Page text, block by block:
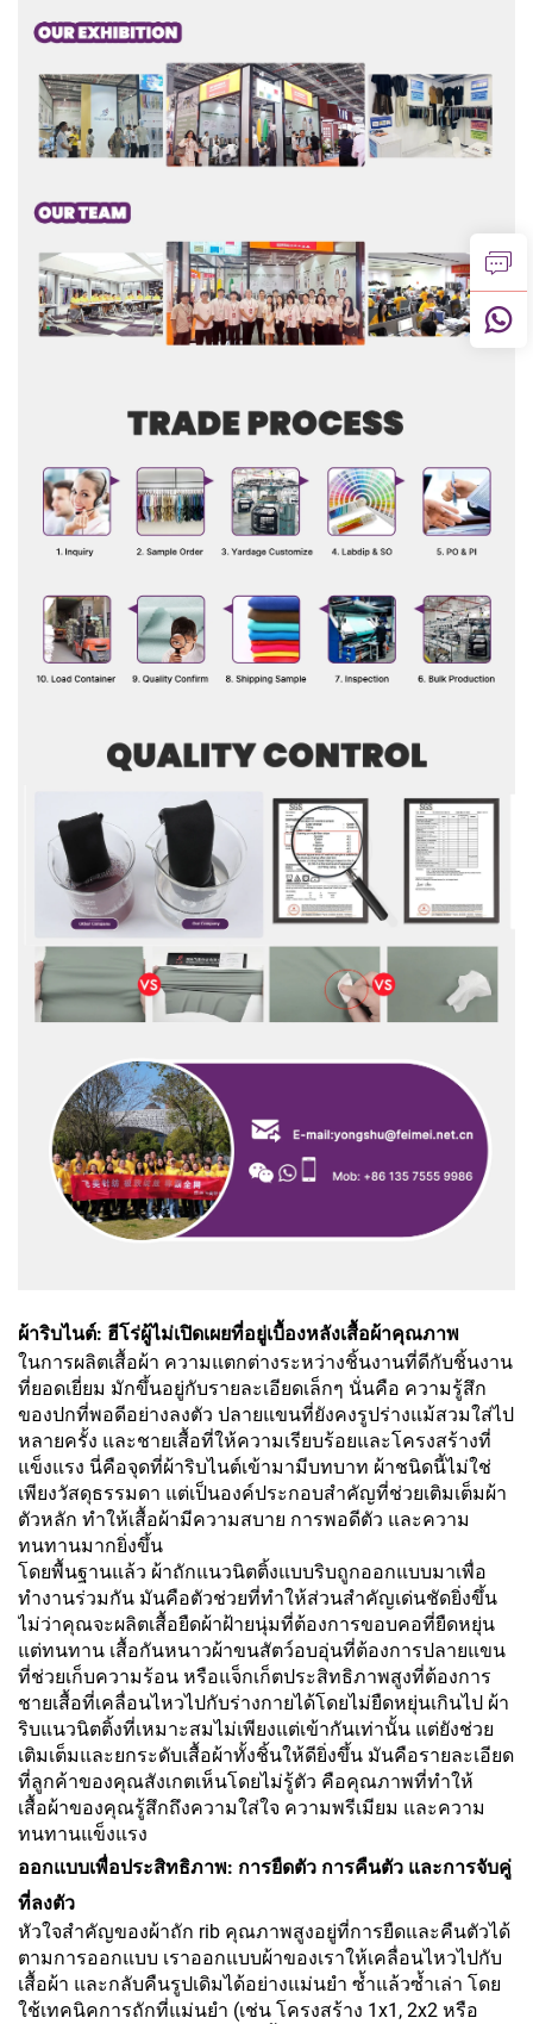
ผ้าริบไนต์: ฮีโร่ผู้ไม่เปิดเผยที่อยู่เบื้องหลังเสื้อผ้าคุณภาพ
ในการผลิตเสื้อผ้า ความแตกต่างระหว่างชิ้นงานที่ดีกับชิ้นงาน
ที่ยอดเยี่ยม มักขึ้นอยู่กับรายละเอียดเล็กๆ นั่นคือ ความรู้สึก
ของปกที่พอดีอย่างลงตัว ปลายแขนที่ยังคงรูปร่างแม้สวมใส่ไป
หลายครั้ง และชายเสื้อที่ให้ความเรียบร้อยและโครงสร้างที่
แข็งแรง นี่คือจุดที่ผ้าริบไนต์เข้ามามีบทบาท ผ้าชนิดนี้ไม่ใช่
เพียงวัสดุธรรมดา แต่เป็นองค์ประกอบสำคัญที่ช่วยเติมเต็มผ้า
ตัวหลัก ทำให้เสื้อผ้ามีความสบาย การพอดีตัว และความ
ทนทานมากยิ่งขึ้น
โดยพื้นฐานแล้ว ผ้าถักแนวนิตติ้งแบบริบถูกออกแบบมาเพื่อ
ทำงานร่วมกัน มันคือตัวช่วยที่ทำให้ส่วนสำคัญเด่นชัดยิ่งขึ้น
ไม่ว่าคุณจะผลิตเสื้อยืดผ้าฝ้ายนุ่มที่ต้องการขอบคอที่ยืดหยุ่น
แต่ทนทาน เสื้อกันหนาวผ้าขนสัตว์อบอุ่นที่ต้องการปลายแขน
ที่ช่วยเก็บความร้อน หรือแจ็กเก็ตประสิทธิภาพสูงที่ต้องการ
ชายเสื้อที่เคลื่อนไหวไปกับร่างกายได้โดยไม่ยืดหยุ่นเกินไป ผ้า
ริบแนวนิตติ้งที่เหมาะสมไม่เพียงแต่เข้ากันเท่านั้น แต่ยังช่วย
เติมเต็มและยกระดับเสื้อผ้าทั้งชิ้นให้ดียิ่งขึ้น มันคือรายละเอียด
ที่ลูกค้าของคุณสังเกตเห็นโดยไม่รู้ตัว คือคุณภาพที่ทำให้
เสื้อผ้าของคุณรู้สึกถึงความใส่ใจ ความพรีเมียม และความ
ทนทานแข็งแรง
ออกแบบเพื่อประสิทธิภาพ: การยืดตัว การคืนตัว และการจับคู่
ที่ลงตัว
หัวใจสำคัญของผ้าถัก rib คุณภาพสูงอยู่ที่การยืดและคืนตัวได้
ตามการออกแบบ เราออกแบบผ้าของเราให้เคลื่อนไหวไปกับ
เสื้อผ้า และกลับคืนรูปเดิมได้อย่างแม่นยำ ซ้ำแล้วซ้ำเล่า โดย
ใช้เทคนิคการถักที่แม่นยำ (เช่น โครงสร้าง 1x1, 2x2 หรือ